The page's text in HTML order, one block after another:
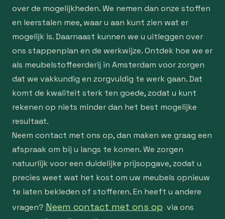
over de mogelijkheden. We nemen dan onze stoffen
en leerstalen mee, waar u aan kunt zien wat er
mogelijk is. Daarnaast kunnen we u uitleggen over
ons stappenplan en de werkwijze. Ontdek hoe we er
als meubelstoffeerderij in Amsterdam voor zorgen
dat we vakkundig en zorgvuldig te werk gaan. Dat
komt de kwaliteit sterk ten goede, zodat u kunt
rekenen op niets minder dan het best mogelijke
resultaat.
Neem contact met ons op, dan maken we graag een
afspraak om bij u langs te komen. We zorgen
natuurlijk voor een duidelijke prijsopgave, zodat u
precies weet wat het kost om uw meubels opnieuw
te laten bekleden of stofferen. En heeft u andere
vragen? Neem contact met ons op via ons